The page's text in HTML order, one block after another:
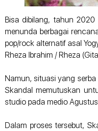
Bisa dibilang, tahun
menunda berbagai
pop/rock alternatif asal
Rheza Ibrahim / Rheza
Namun, situasi yang
Skandal memutuskan
studio pada medio Agustus
Dalam proses tersebut,